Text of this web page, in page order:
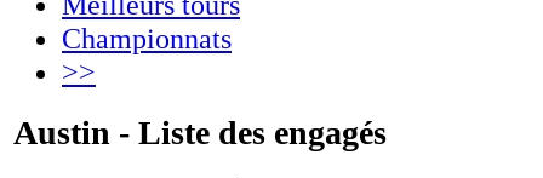
Championnats
>>
Austin - Liste des engagés